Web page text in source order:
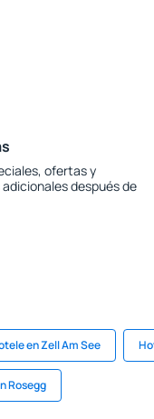
ofertas y
después de
en Zell Am See
Rosegg